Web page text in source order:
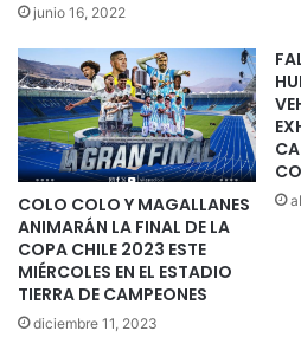
junio 16, 2022
COLO COLO Y MAGALLANES
ANIMARÁN LA FINAL DE LA
COPA CHILE 2023 ESTE
MIÉRCOLES EN EL ESTADIO
TIERRA DE CAMPEONES
diciembre 11, 2023